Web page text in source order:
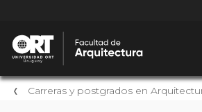
Carreras y postgrados en